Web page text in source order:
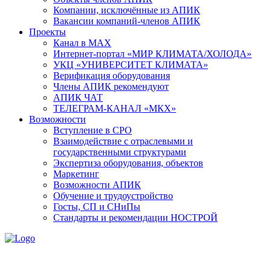
Компании, исключённые из АПИК
Вакансии компаний-членов АПИК
Проекты
Канал в MAX
Интернет-портал «МИР КЛИМАТА/ХОЛОДА»
УКЦ «УНИВЕРСИТЕТ КЛИМАТА»
Верификация оборудования
Члены АПИК рекомендуют
АПИК ЧАТ
ТЕЛЕГРАМ-КАНАЛ «МКХ»
Возможности
Вступление в СРО
Взаимодействие с отраслевыми и
государственными структурами
Экспертиза оборудования, объектов
Маркетинг
Возможности АПИК
Обучение и трудоустройство
Госты, СП и СНиПы
Стандарты и рекомендации НОСТРОЙ